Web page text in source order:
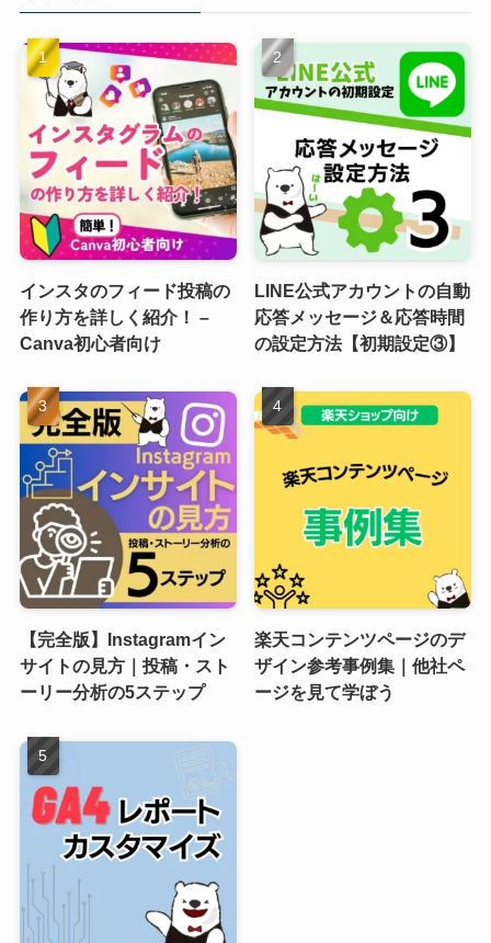
インスタのフィード投稿の
作り方を詳しく紹介！ –
Canva初心者向け
LINE公式アカウントの自動
応答メッセージ＆応答時間
の設定方法【初期設定③】
【完全版】Instagramイン
サイトの見方｜投稿・スト
ーリー分析の5ステップ
楽天コンテンツページのデ
ザイン参考事例集｜他社ペ
ージを見て学ぼう